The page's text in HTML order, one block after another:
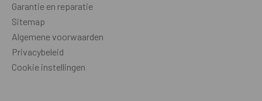
Wielen aangedreven
Wielmotor
Rijsnelheid - km/u
Garantie en reparatie
Sitemap
Algemene voorwaarden
Privacybeleid
Cookie instellingen